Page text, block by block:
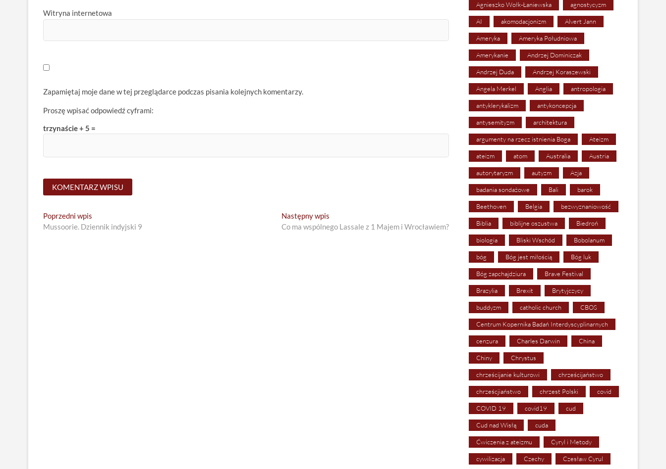
Witryna internetowa
Zapamiętaj moje dane w tej przeglądarce podczas pisania kolejnych komentarzy.
Proszę wpisać odpowiedź cyframi:
trzynaście + 5 =
Nawigacja
wpisu
Poprzedni wpis
post:
Mussoorie. Dziennik indyjski 9
Następny wpis
post:
Co ma wspólnego Lassale z 1 Majem i Wrocławiem?
Agnieszko Wołk-Łaniewska agnostycyzm
AI akomodacjonizm Alvert Jann
Ameryka Ameryka Południowa
Amerykanie Andrzej Dominiczak
Andrzej Duda Andrzej Koraszewski
Angela Merkel Anglia antropologia
antyklerykalizm antykoncepcja
antysemityzm architektura
argumenty na rzecz istnienia Boga Ateizm
ateizm atom Australia Austria
autorytaryzm autyzm Azja
badania sondażowe Bali barok
Beethoven Belgia bezwyznaniowość
Biblia biblijne oszustwa Biedroń
biologia Bliski Wschód Bobolanum
bóg Bóg jest miłością Bóg luk
Bóg zapchajdziura Brave Festival
Brazylia Brexit Brytyjczycy
buddyzm catholic church CBOS
Centrum Kopernika Badań Interdyscyplinarnych
cenzura Charles Darwin China
Chiny Chrystus
chrześcijanie kulturowi chrześcijaństwo
chrześcjiaństwo chrzest Polski covid
COVID 19 covid19 cud
Cud nad Wisłą cuda
Ćwiczenia z ateizmu Cyryl i Metody
cywilizacja Czechy Czesław Cyrul